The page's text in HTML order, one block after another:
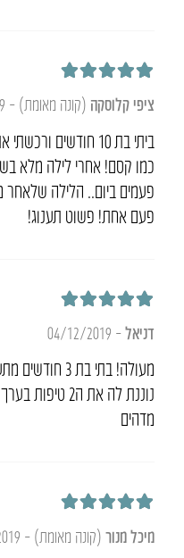
מתוך 5
ציפי קלוסקה (קונה מאומת) –
ביתי בת 10
פעמים ביום.. הלילה שלאחר
פעם אחת! פשוט תענוג!
דניאל–
04/12/2019
מעולה! בתי
מדהים
מיכל מנור (קונה מאומת) –